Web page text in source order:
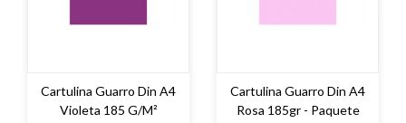
Cartulina Guarro Din A4
Violeta 185 G/m²
Cartulina Guarro Din A4
Rosa 185gr - Paquete